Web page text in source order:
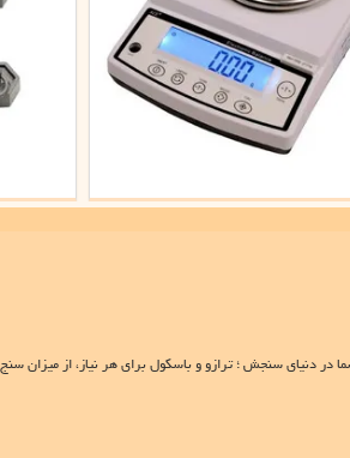
دنیای سنجش ؛ ترازو و باسکول برای هر نیاز، از میزان سنج